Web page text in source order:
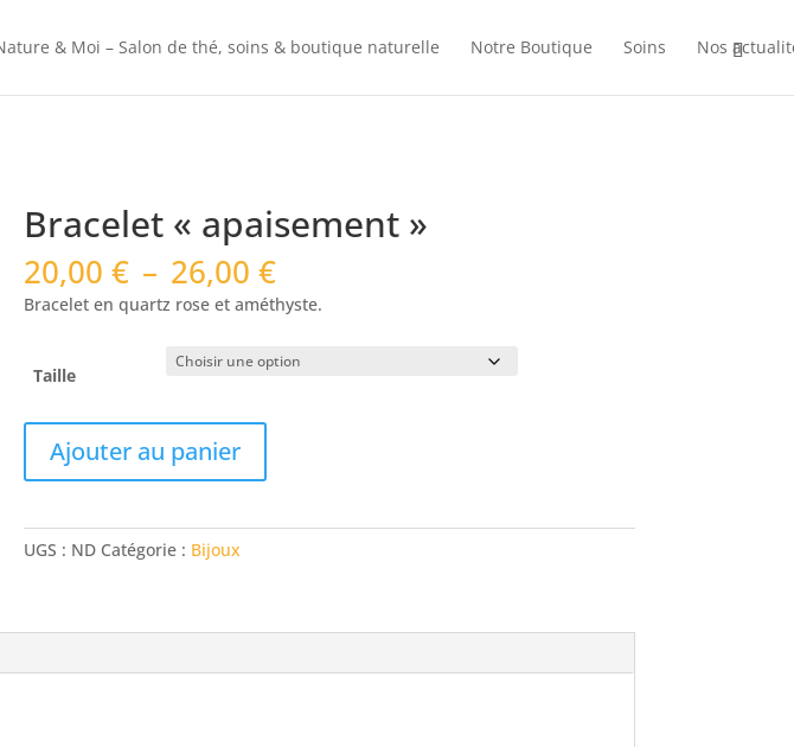
& Moi – Salon de thé, soins & boutique naturelle Notre Boutique Soins Nos
Bracelet « apaisement »
20,00 € – 26,00 €Plage
de
prix :
20,00 €
à
Bracelet en quartz rose et améthyste.
Taille
Bracelet
Ajouter au panier
UGS : ND Catégorie : Bijoux